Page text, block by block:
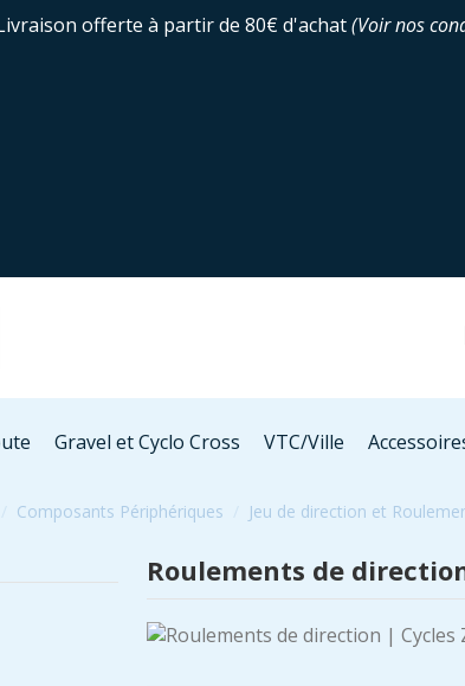
offerte à partir de 80€ d'achat(Voir nos
Gravel et Cyclo Cross VTC/Ville
Composants Périphériques Jeu de direction et
Roulements de